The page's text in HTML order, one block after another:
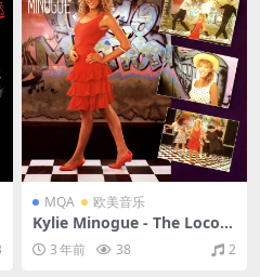
MQA 欧美音乐
Kylie Minogue - The Loco-
Motion（1988/FLAC/分轨/1
97M）(MQA/16bit/44.1kH
3 年前 38 2